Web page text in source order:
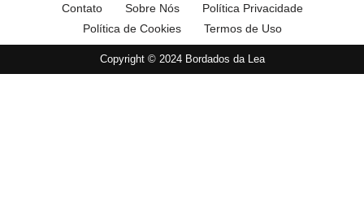
Contato Sobre Nós
Política Privacidade
Política de Cookies
Termos de Uso
Copyright © 2024 Bordados da Lea